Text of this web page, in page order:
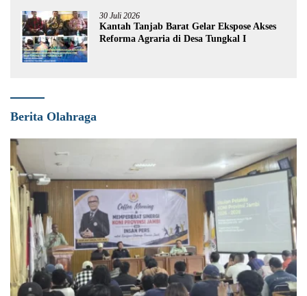
30 Juli 2026
Kantah Tanjab Barat Gelar Ekspose Akses
Reforma Agraria di Desa Tungkal I
Berita Olahraga